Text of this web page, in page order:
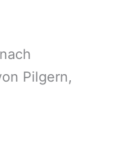
Pilgern,